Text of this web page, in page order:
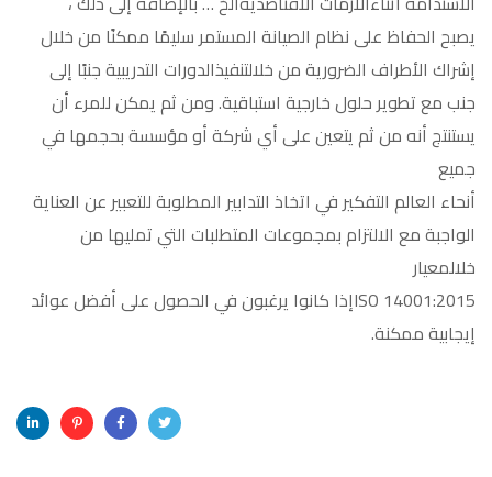
يصبح الحفاظ على نظام الصيانة المستمر سليمًا ممكنًا من خلال
إشراك الأطراف الضرورية من خلالتنفيذالدورات التدريبية جنبًا إلى
جنب مع تطوير حلول خارجية استباقية. ومن ثم يمكن للمرء أن
يستنتج أنه من ثم يتعين على أي شركة أو مؤسسة بحجمها في
جميع
أنحاء العالم التفكير في اتخاذ التدابير المطلوبة للتعبير عن العناية
الواجبة مع الالتزام بمجموعات المتطلبات التي تمليها من
خلالمعيار
ISO 14001:2015إذا كانوا يرغبون في الحصول على أفضل عوائد
إيجابية ممكنة.